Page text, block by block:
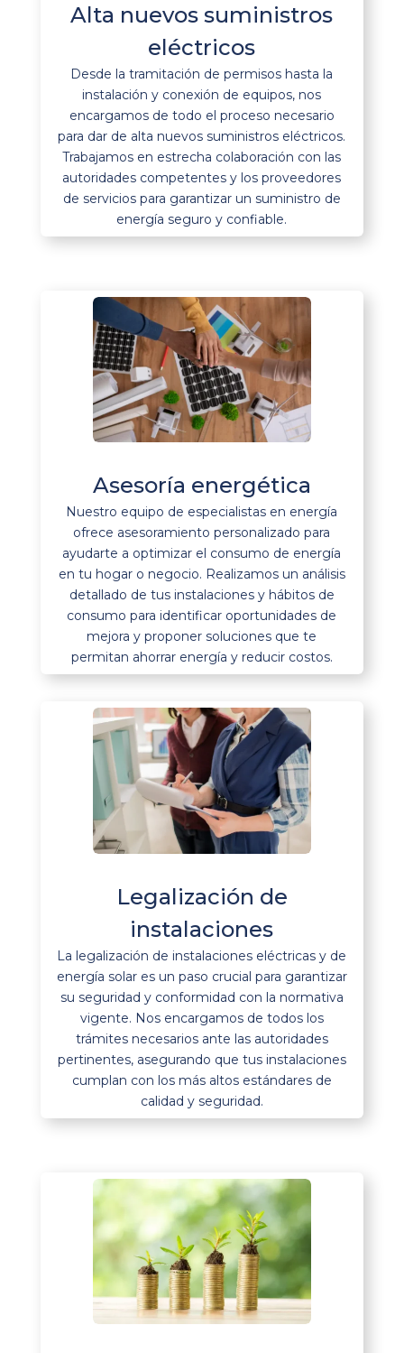
Alta nuevos suministros
eléctricos
Desde la tramitación de permisos hasta la
instalación y conexión de equipos, nos
encargamos de todo el proceso necesario
para dar de alta nuevos suministros eléctricos.
Trabajamos en estrecha colaboración con las
autoridades competentes y los proveedores
de servicios para garantizar un suministro de
energía seguro y confiable.
Asesoría energética
Nuestro equipo de especialistas en energía
ofrece asesoramiento personalizado para
ayudarte a optimizar el consumo de energía
en tu hogar o negocio. Realizamos un análisis
detallado de tus instalaciones y hábitos de
consumo para identificar oportunidades de
mejora y proponer soluciones que te
permitan ahorrar energía y reducir costos.
Legalización de
instalaciones
La legalización de instalaciones eléctricas y de
energía solar es un paso crucial para garantizar
su seguridad y conformidad con la normativa
vigente. Nos encargamos de todos los
trámites necesarios ante las autoridades
pertinentes, asegurando que tus instalaciones
cumplan con los más altos estándares de
calidad y seguridad.